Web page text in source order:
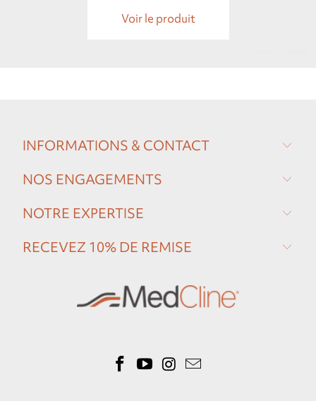
Voir le produit
INFORMATIONS & CONTACT
NOS ENGAGEMENTS
NOTRE EXPERTISE
RECEVEZ 10% DE REMISE